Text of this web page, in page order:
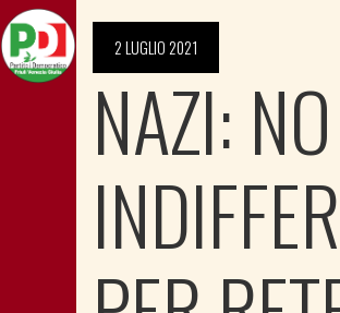
2 LUGLIO 2021
NAZI: NO